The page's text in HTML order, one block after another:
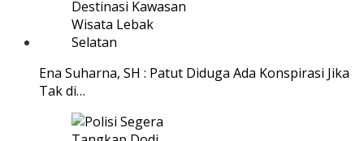
Ena Suharna, SH : Patut Diduga Ada Konspirasi Jika
Tak di…